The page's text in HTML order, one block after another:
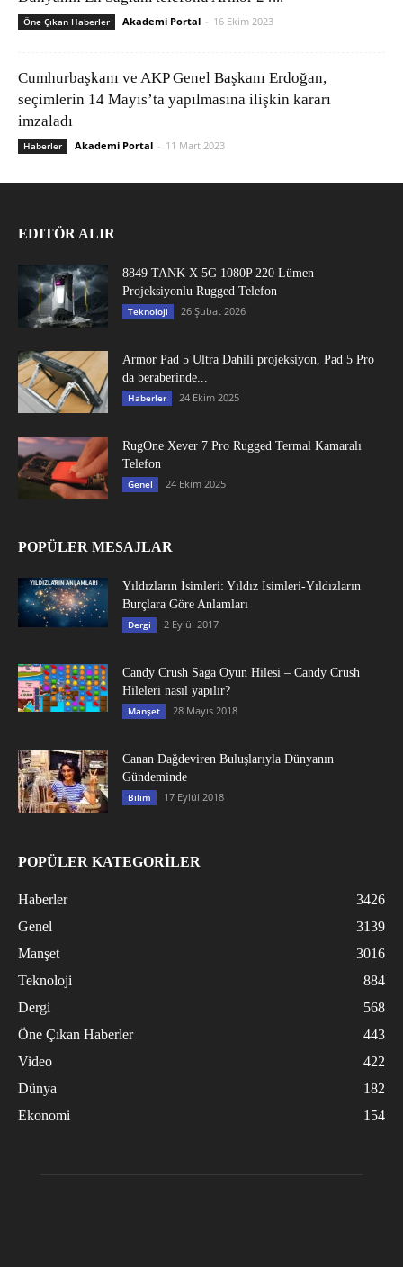
Öne Çıkan Haberler Akademi Portal - 16 Ekim 2023
Cumhurbaşkanı ve AKP Genel Başkanı Erdoğan,
seçimlerin 14 Mayıs’ta yapılmasına ilişkin kararı
imzaladı
Haberler Akademi Portal - 11 Mart 2023
EDITÖR ALIR
8849 TANK X 5G 1080P 220 Lümen
Projeksiyonlu Rugged Telefon
Teknoloji 26 Şubat 2026
Armor Pad 5 Ultra Dahili projeksiyon, Pad 5 Pro
da beraberinde...
Haberler 24 Ekim 2025
RugOne Xever 7 Pro Rugged Termal Kamaralı
Telefon
Genel 24 Ekim 2025
POPÜLER MESAJLAR
Yıldızların İsimleri: Yıldız İsimleri-Yıldızların
Burçlara Göre Anlamları
Dergi 2 Eylül 2017
Candy Crush Saga Oyun Hilesi – Candy Crush
Hileleri nasıl yapılır?
Manşet 28 Mayıs 2018
Canan Dağdeviren Buluşlarıyla Dünyanın
Gündeminde
Bilim 17 Eylül 2018
POPÜLER KATEGORİLER
Haberler
3426
Genel
3139
Manşet
3016
Teknoloji
884
Dergi
568
Öne Çıkan Haberler
443
Video
422
Dünya
182
Ekonomi
154